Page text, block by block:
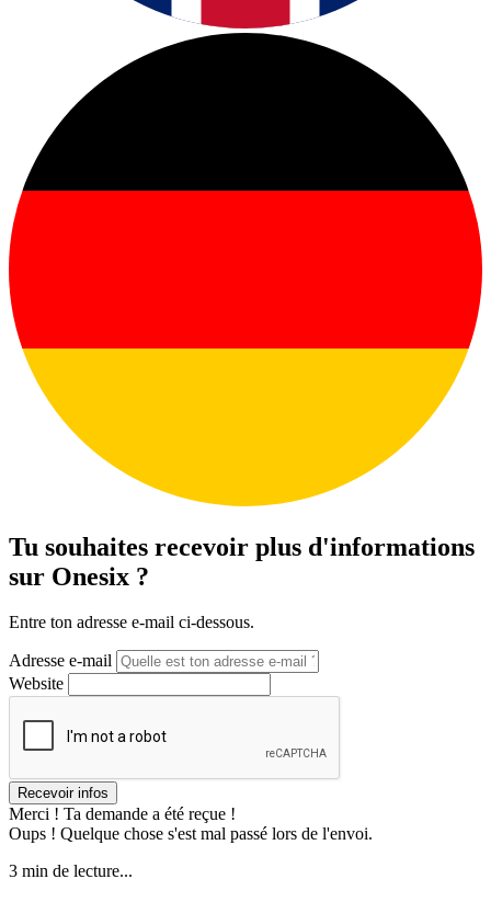
Tu souhaites recevoir plus d'informations
sur Onesix ?
Entre ton adresse e-mail ci-dessous.
Adresse e-mail
Website
Merci ! Ta demande a été reçue !
Oups ! Quelque chose s'est mal passé lors de l'envoi.
3 min de lecture...